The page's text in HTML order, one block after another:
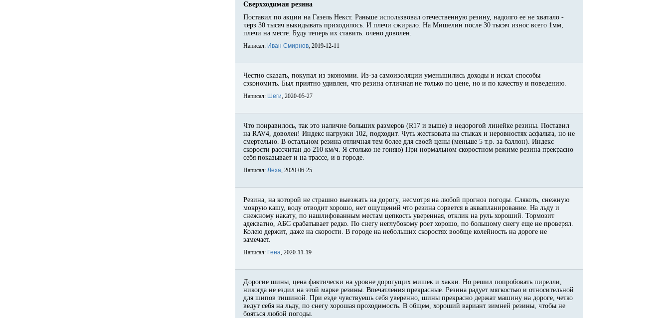
Сверхходимая резина
Поставил по акции на Газель Некст. Раньше использвовал отечественную резину, надолго ее не хватало -
черз 30 тысяч выкидывать приходилось. И плечи сжирало. На Мишелин после 30 тысяч износ всего 1мм,
плечи на месте. Буду теперь их ставить. очено доволен.
Написал: Иван Смирнов, 2019-12-11
Честно сказать, покупал из экономии. Из-за самоизоляции уменьшились доходы и искал способы
сэкономить. Был приятно удивлен, что резина отличная не только по цене, но и по качеству и поведению.
Написал: Шеги, 2020-05-27
Что понравилось, так это наличие больших размеров (R17 и выше) в недорогой линейке резины. Поставил
на RAV4, доволен! Индекс нагрузки 102, подходит. Чуть жестковата на стыках и неровностях асфальта, но не
смертельно. В остальном резина отличная тем более для своей цены (меньше 5 т.р. за баллон). Индекс
скорости рассчитан до 210 км/ч. Я столько не гоняю) При нормальном скоростном режиме резина прекрасно
себя показывает и на трассе, и в городе.
Написал: Леха, 2020-06-25
Резина, на которой не страшно выезжать на дорогу, несмотря на любой прогноз погоды. Слякоть, снежную
мокрую кашу, воду отводит хорошо, нет ощущений что резина сорвется в аквапланирование. На льду и
снежному накату, по нашлифованным местам цепкость уверенная, отклик на руль хороший. Тормозит
адекватно, АБС срабатывает редко. По снегу неглубокому роет хорошо, по большому снегу еще не проверял.
Колею держит, даже на скорости. В городе на небольших скоростях вообще колейность на дороге не
замечает.
Написал: Гена, 2020-11-19
Дорогие шины, цена фактически на уровне дорогущих мишек и хакки. Но решил попробовать пирелли,
никогда не ездил на этой марке резины. Впечатления прекрасные. Резина радует мягкостью и относительной
для шипов тишиной. При езде чувствуешь себя уверенно, шины прекрасно держат машину на дороге, четко
ведут себя на льду, по снегу хорошая проходимость. В общем, хороший вариант зимней резины, чтобы не
бояться любой погоды.